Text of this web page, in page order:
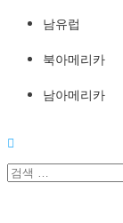
남유럽
북아메리카
남아메리카
검